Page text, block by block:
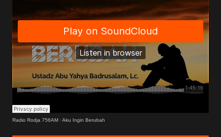
Radio Rodja 756AM ·Aku Ingin Berubah